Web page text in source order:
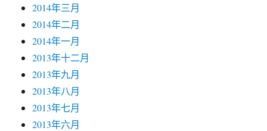
2014年三月
2014年二月
2014年一月
2013年十二月
2013年九月
2013年八月
2013年七月
2013年六月